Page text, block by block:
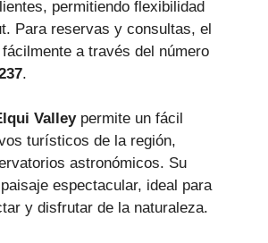
permitiendo flexibilidad
Para reservas y consultas, el
a través del número
.
Valleypermite un fácil
turísticos de la región,
astronómicos. Su
espectacular, ideal para
y disfrutar de la naturaleza.